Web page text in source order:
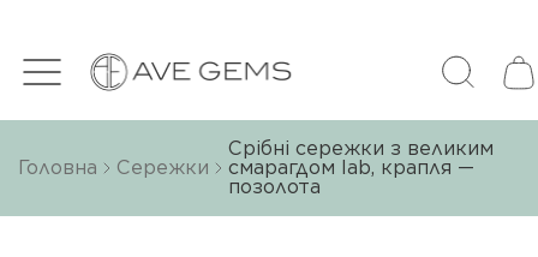
Головна Сережки
Срібні сережки з великим
смарагдом lab, крапля —
позолота